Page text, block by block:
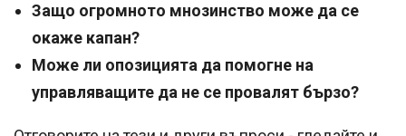
Защо огромното мнозинство може да се
окаже капан?
Може ли опозицията да помогне на
управляващите да не се провалят бързо?